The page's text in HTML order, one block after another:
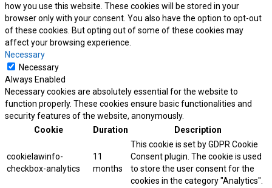
how you use this website. These cookies will be stored in your
browser only with your consent. You also have the option to opt-out
of these cookies. But opting out of some of these cookies may
affect your browsing experience.
Necessary
Necessary
Always Enabled
Necessary cookies are absolutely essential for the website to
function properly. These cookies ensure basic functionalities and
security features of the website, anonymously.
Cookie
Duration Description
cookielawinfo-
checkbox-analytics
11
months
This cookie is set by GDPR Cookie
Consent plugin. The cookie is used
to store the user consent for the
cookies in the category "Analytics".